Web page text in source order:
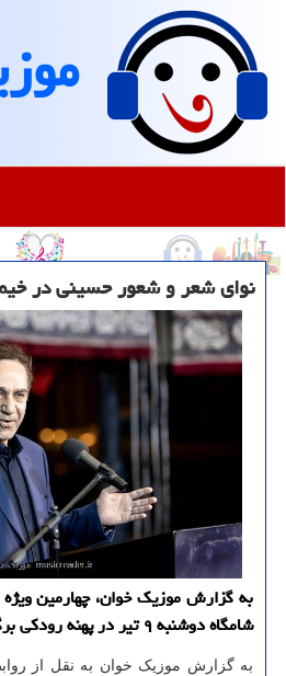
نوای شعر و شعور حسینی در
به گزارش موزیک خوان، چهارمین ویژه
شامگاه دوشنبه ۹ تیر در پهنه رودکی برگزار گردید.
به گزارش موزیک خوان به نقل از